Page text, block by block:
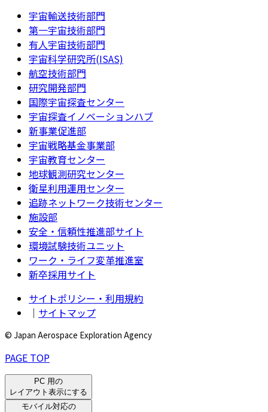
宇宙輸送技術部門
第一宇宙技術部門
有人宇宙技術部門
宇宙科学研究所(ISAS)
航空技術部門
研究開発部門
国際宇宙探査センター
宇宙探査イノベーションハブ
新事業促進部
宇宙戦略基金事業部
宇宙教育センター
地球観測研究センター
衛星利用運用センター
追跡ネットワーク技術センター
施設部
安全・信頼性推進部サイト
環境試験技術ユニット
ワーク・ライフ変革推進室
新卒採用サイト
サイトポリシー・利用規約
｜ サイトマップ
© Japan Aerospace Exploration Agency
PAGE TOP
PC 用の
レイアウト表示にする
モバイル対応の